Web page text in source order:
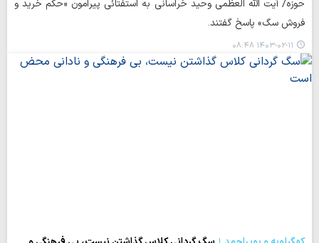
حوزه/ آیت الله العظمی وحید خراسانی به استفتائی پیرامون «حکم خرید و
فروش سگ» پاسخ گفتند.
۱۴۰۳-۰۲-۱۱ ۰۸:۴۸